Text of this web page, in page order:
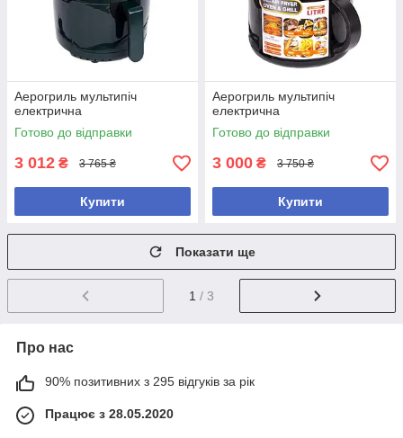
Аерогриль мультипіч
електрична
Готово до відправки
3 012 ₴ 3 765 ₴
Купити
Аерогриль мультипіч
електрична
Готово до відправки
3 000 ₴ 3 750 ₴
Купити
Показати ще
1 / 3
Про нас
90% позитивних з 295 відгуків за рік
Працює з 28.05.2020